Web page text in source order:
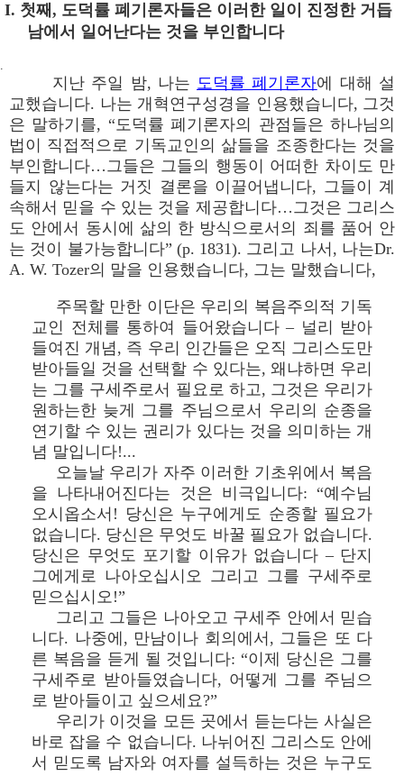
I. 첫째, 도덕률 폐기론자들은 이러한 일이 진정한 거듭
남에서 일어난다는 것을 부인합니다
.
지난 주일 밤, 나는 도덕률 폐기론자에 대해 설
교했습니다. 나는 개혁연구성경을 인용했습니다, 그것
은 말하기를, “도덕률 폐기론자의 관점들은 하나님의
법이 직접적으로 기독교인의 삶들을 조종한다는 것을
부인합니다…그들은 그들의 행동이 어떠한 차이도 만
들지 않는다는 거짓 결론을 이끌어냅니다, 그들이 계
속해서 믿을 수 있는 것을 제공합니다…그것은 그리스
도 안에서 동시에 삶의 한 방식으로서의 죄를 품어 안
는 것이 불가능합니다” (p. 1831). 그리고 나서, 나는Dr.
A. W. Tozer의 말을 인용했습니다, 그는 말했습니다,
주목할 만한 이단은 우리의 복음주의적 기독
교인 전체를 통하여 들어왔습니다 – 널리 받아
들여진 개념, 즉 우리 인간들은 오직 그리스도만
받아들일 것을 선택할 수 있다는, 왜냐하면 우리
는 그를 구세주로서 필요로 하고, 그것은 우리가
원하는한 늦게 그를 주님으로서 우리의 순종을
연기할 수 있는 권리가 있다는 것을 의미하는 개
념 말입니다!...
오늘날 우리가 자주 이러한 기초위에서 복음
을 나타내어진다는 것은 비극입니다: “예수님
오시옵소서! 당신은 누구에게도 순종할 필요가
없습니다. 당신은 무엇도 바꿀 필요가 없습니다.
당신은 무엇도 포기할 이유가 없습니다 – 단지
그에게로 나아오십시오 그리고 그를 구세주로
믿으십시오!”
그리고 그들은 나아오고 구세주 안에서 믿습
니다. 나중에, 만남이나 회의에서, 그들은 또 다
른 복음을 듣게 될 것입니다: “이제 당신은 그를
구세주로 받아들였습니다, 어떻게 그를 주님으
로 받아들이고 싶으세요?”
우리가 이것을 모든 곳에서 듣는다는 사실은
바로 잡을 수 없습니다. 나뉘어진 그리스도 안에
서 믿도록 남자와 여자를 설득하는 것은 누구도